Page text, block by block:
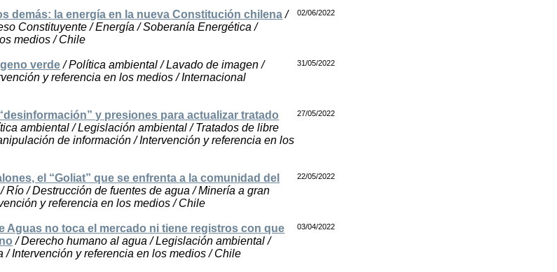
demás: la energía en la nueva Constitución chilena/
Constituyente / Energía / Soberanía Energética /
medios / Chile
02/06/2022
verde/ Política ambiental / Lavado de imagen /
y referencia en los medios / Internacional
31/05/2022
y presiones para actualizar tratado
ambiental / Legislación ambiental / Tratados de libre
de información / Intervención y referencia en los
27/05/2022
el “Goliat” que se enfrenta a la comunidad del
Río / Destrucción de fuentes de agua / Minería a gran
y referencia en los medios / Chile
22/05/2022
Aguas no toca el mercado ni tiene registros con que
/ Derecho humano al agua / Legislación ambiental /
/ Intervención y referencia en los medios / Chile
03/04/2022